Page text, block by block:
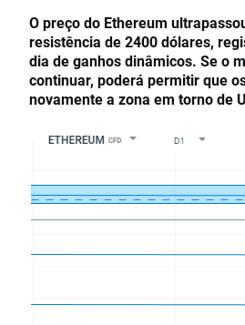
O preço do Ethereum
resistência de 2400 dólares,
dia de ganhos dinâmicos. Se o
continuar, poderá permitir que
novamente a zona em torno de